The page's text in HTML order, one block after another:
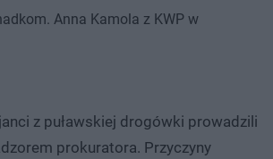
Anna Kamola z KWP w
z puławskiej drogówki prowadzili
prokuratora. Przyczyny